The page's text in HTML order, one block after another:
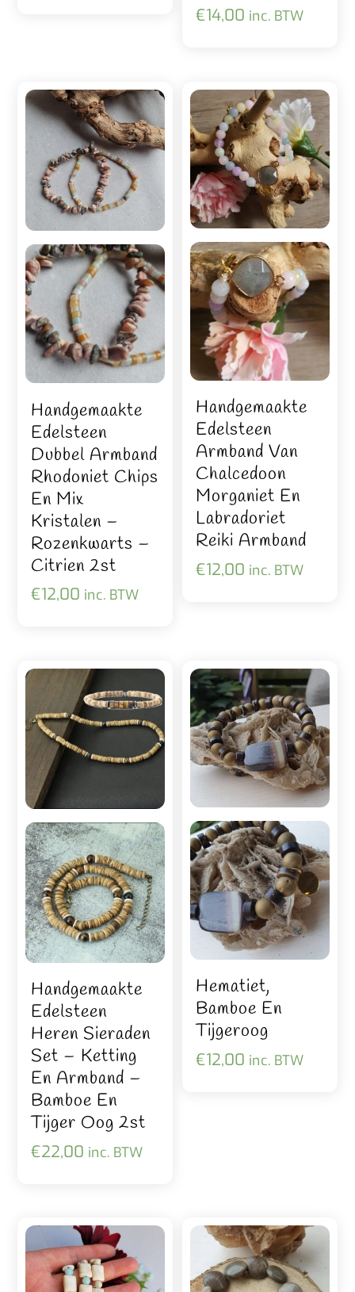
€14,00 inc. BTW
Handgemaakte
Edelsteen
Dubbel Armband
Rhodoniet Chips
En Mix
Kristalen –
Rozenkwarts –
Citrien 2st
€12,00 inc. BTW
Handgemaakte
Edelsteen
Armband Van
Chalcedoon
Morganiet En
Labradoriet
Reiki Armband
€12,00 inc. BTW
Handgemaakte
Edelsteen
Heren Sieraden
Set – Ketting
En Armband –
Bamboe En
Tijger Oog 2st
€22,00 inc. BTW
Hematiet,
Bamboe En
Tijgeroog
€12,00 inc. BTW